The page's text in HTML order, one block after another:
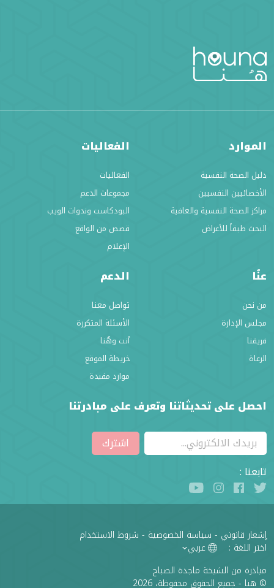
الموارد
دليل الصحة النفسية
الأخصائيين النفسيين
مراكز الصحة النفسية والعافية
البحث طبقاً للأعراض
الفعاليات
الفعاليات
مجموعات الدعم
البودكاست وندوات الويب
قصص من الواقع
الإعلام
عنّا
من نحن
مجلس الإدارة
فريقنا
الرعاة
الدعم
تواصل معنا
الأسئلة المتكررة
أنت وهُنا
خريطة الموقع
موارد مفيدة
احصل على تحديثاتنا وتعرف على مبادرتنا
اشترك
تابعنا :
إشعار قانوني - سياسة الخصوصية - شروط الاستخدام
اختر اللغة :
عربي
مبادرة من الشيخة ماجدة الصباح
© هنا - جميع الحقوق محفوظة، 2026